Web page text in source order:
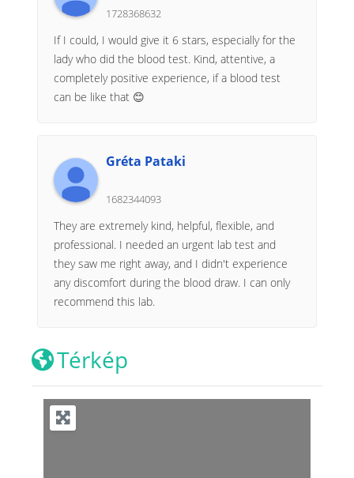
1728368632
If I could, I would give it 6 stars, especially for the
lady who did the blood test. Kind, attentive, a
completely positive experience, if a blood test
can be like that 😊
Gréta Pataki
1682344093
They are extremely kind, helpful, flexible, and
professional. I needed an urgent lab test and
they saw me right away, and I didn't experience
any discomfort during the blood draw. I can only
recommend this lab.
Térkép